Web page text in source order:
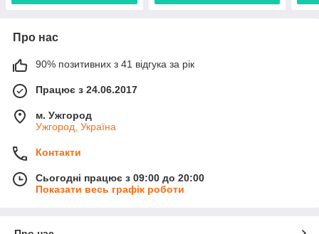
Про нас
90% позитивних з 41 відгука за рік
Працює з 24.06.2017
м. Ужгород
Ужгород, Україна
Контакти
Сьогодні працює з 09:00 до 20:00
Показати весь графік роботи